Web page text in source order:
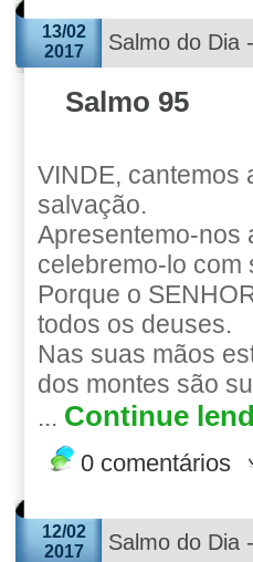
13/02
2017
Salmo do Dia
Salmo 95
VINDE, cantemos
salvação.
Apresentemo-nos
celebremo-lo com
Porque o
todos os deuses.
Nas suas mãos
dos montes são
... Continue
0 comentários
12/02
2017
Salmo do Dia